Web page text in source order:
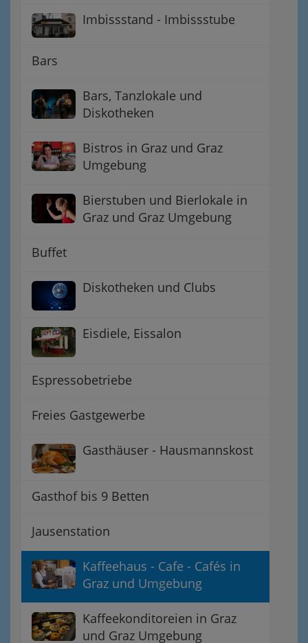
Imbissstand - Imbissstube
Bars
Bars, Tanzlokale und
Diskotheken
Bistros in Graz und Graz
Umgebung
Bierstuben und Bierlokale in
Graz und Graz Umgebung
Buffet
Diskotheken und Clubs
Eisdiele, Eissalon
Espressobetriebe
Freies Gastgewerbe
Gasthäuser - Hausmannskost
Gasthof bis 9 Betten
Jausenstation
Kaffeehaus - Cafe - Cafés in
Graz und Umgebung
Kaffeekonditoreien in Graz
und Graz Umgebung